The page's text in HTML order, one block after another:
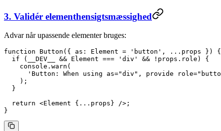
3. Validér elementhensigtsmæssighed
Advar når upassende elementer bruges:
function Button ({ as : Element = 'button' , ... props }) {
  if
(__DEV__ && Element === 'div' && ! props.role) {
    console.
warn (
'Button: When using as="div", provide
    );
  }
  return
<Element { ... props} />;
}